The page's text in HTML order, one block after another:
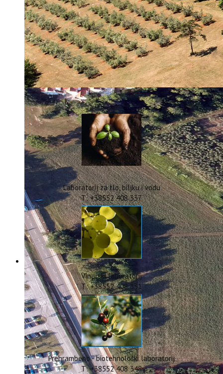
Projekti Instituta
Dialogue4Tourism
REVIVE
WASTEREDUCE
MITOMED+
WINTERMED
CASTWATER
INHERIT
CONSUMLESS PLUS
IstraOILFest
ARHIVA PROJEKATA
IstraECOinclusive
Izdavačka djelatnost
Izbor u znanstvena zvanja
Dokumenti
Statut
Strategija
CIP
Pravo na pristup informacijama
Zaštita osobnih podataka
Godišnji izvještaj
Javna nabava
Natječaji za radna mjesta
Zakonodavni okvir
Akti Instituta
Linkovi
Kontakt
webmail
Popularizacija znanosti
ERASMUS+
HyPro4ST
DIGIAGRI
GreenTea
CIRCOLIVE
Laboratorij za tlo, biljku i vodu
T: +38552 408 337
Vinarski laboratorij
T: +38552 408 331
Prehrambeno - biotehnološki laboratorij
T: +38552 408 348